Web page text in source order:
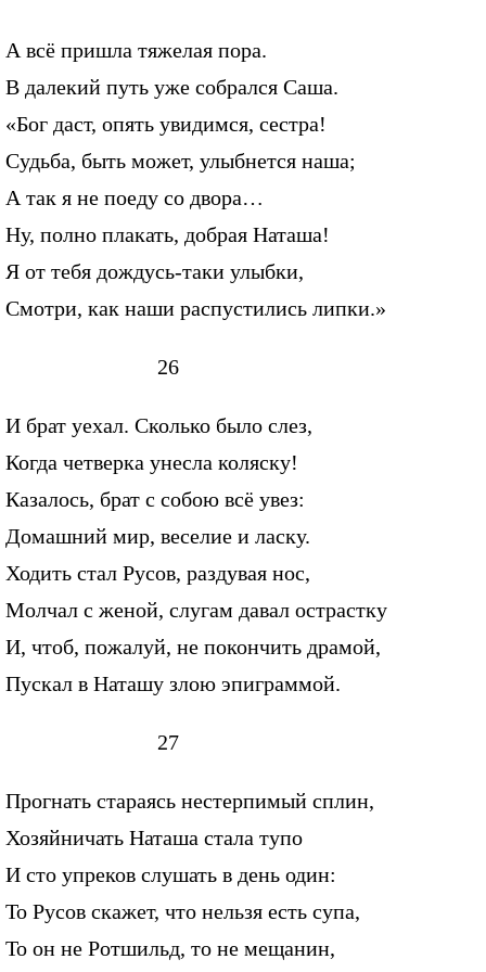
А всё пришла тяжелая пора.
В далекий путь уже собрался Саша.
«Бог даст, опять увидимся, сестра!
Судьба, быть может, улыбнется наша;
А так я не поеду со двора…
Ну, полно плакать, добрая Наташа!
Я от тебя дождусь-таки улыбки,
Смотри, как наши распустились липки.»
26
И брат уехал. Сколько было слез,
Когда четверка унесла коляску!
Казалось, брат с собою всё увез:
Домашний мир, веселие и ласку.
Ходить стал Русов, раздувая нос,
Молчал с женой, слугам давал острастку
И, чтоб, пожалуй, не покончить драмой,
Пускал в Наташу злою эпиграммой.
27
Прогнать стараясь нестерпимый сплин,
Хозяйничать Наташа стала тупо
И сто упреков слушать в день один:
То Русов скажет, что нельзя есть супа,
То он не Ротшильд, то не мещанин,